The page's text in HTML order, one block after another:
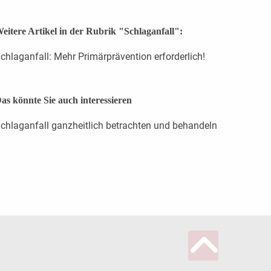
Artikel in der Rubrik "Schlaganfall":
Mehr Primärprävention erforderlich!
könnte Sie auch interessieren
ganzheitlich betrachten und behandeln